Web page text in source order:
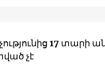
17 տարի
չէ